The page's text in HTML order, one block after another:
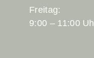
Freitag:
9:00 – 11:00